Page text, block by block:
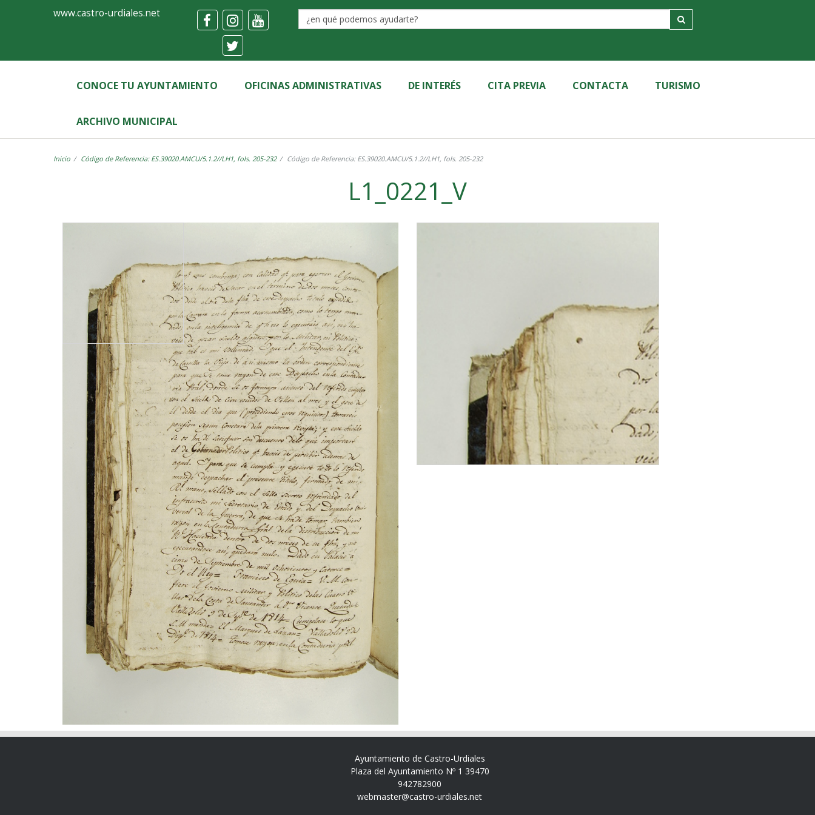
Ayuntamiento
Castro-
Urdiales
www.castro-urdiales.net
CONOCE TU AYUNTAMIENTO OFICINAS ADMINISTRATIVAS DE INTERÉS CITA PREVIA CONTACTA TURISMO
ARCHIVO MUNICIPAL
Inicio Código de Referencia: ES.39020.AMCU/5.1.2//LH1, fols. 205-232 Código de Referencia: ES.39020.AMCU/5.1.2//LH1, fols. 205-232
L1_0221_V
Ayuntamiento de Castro-Urdiales
Plaza del Ayuntamiento Nº 1 39470
942782900
webmaster@castro-urdiales.net